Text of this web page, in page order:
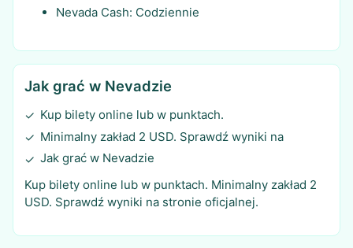
Nevada Cash: Codziennie
Jak grać w Nevadzie
✓ Kup bilety online lub w punktach.
✓ Minimalny zakład 2 USD. Sprawdź wyniki na
✓ Jak grać w Nevadzie
Kup bilety online lub w punktach. Minimalny zakład 2
USD. Sprawdź wyniki na stronie oficjalnej.